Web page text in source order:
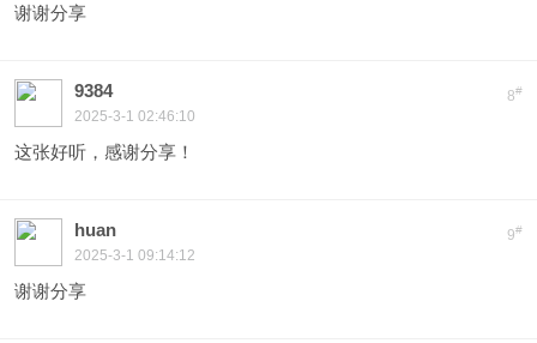
谢谢分享
8#
9384
2025-3-1 02:46:10
这张好听，感谢分享！
9#
huan
2025-3-1 09:14:12
谢谢分享